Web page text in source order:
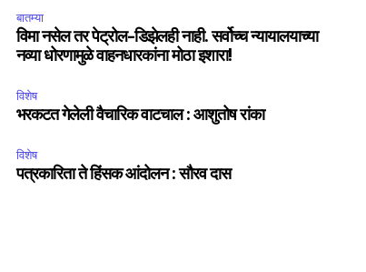
Privacy Policy.
बातम्या
विमा नसेल तर पेट्रोल-डिझेलही नाही. सर्वोच्च न्यायालयाच्या
नव्या धोरणामुळे वाहनधारकांना मोठा इशारा!
विशेष
भरकटत गेलेली वैचारिक वाटचाल : आशुतोष रांका
विशेष
पत्रकारिता ते हिंसक आंदोलन : सौरव दास